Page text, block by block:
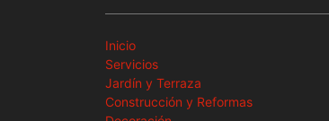
Inicio
Servicios
Jardín y Terraza
Construcción y Reformas